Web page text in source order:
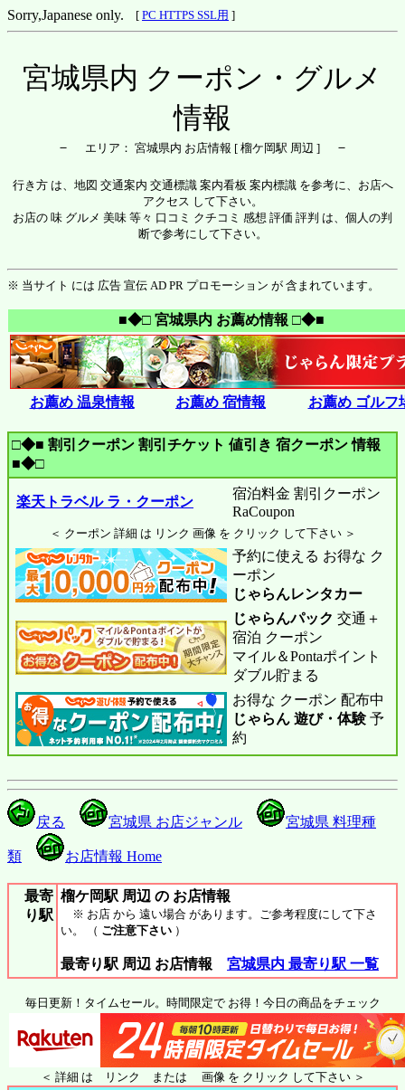
Sorry,Japanese only. [ PC HTTPS SSL用 ]
宮城県内 クーポン・グルメ
情報
－ エリア： 宮城県内 お店情報 [ 榴ケ岡駅 周辺 ] －
行き方 は、地図 交通案内 交通標識 案内看板 案内標識 を参考に、お店へ
アクセス して下さい。
お店の 味 グルメ 美味 等々 口コミ クチコミ 感想 評価 評判 は、個人の判
断で参考にして下さい。
※ 当サイト には 広告 宣伝 AD PR プロモーション が 含まれています。
■◆□ 宮城県内 お薦め情報 □◆■
お薦め 温泉情報 お薦め 宿情報 お薦め ゴルフ
□◆■ 割引クーポン 割引チケット 値引き 宿クーポン 情報
■◆□
楽天トラベル ラ・クーポン
宿泊料金 割引クーポン
RaCoupon
＜ クーポン 詳細 は リンク 画像 を クリック して下さい ＞
予約に使える お得な ク
ーポン
じゃらんレンタカー
じゃらんパック 交通＋
宿泊 クーポン
マイル＆Pontaポイント
ダブル貯まる
お得な クーポン 配布中
じゃらん 遊び・体験予
約
戻る 宮城県 お店ジャンル 宮城県 料理種
類 お店情報 Home
最寄
り駅
榴ケ岡駅 周辺 の お店情報
※ お店 から 遠い場合 があります。ご参考程度にして下さ
い。 （ ご注意下さい ）
最寄り駅 周辺 お店情報 宮城県内 最寄り駅 一覧
毎日更新！タイムセール。時間限定で お得！今日の商品をチェック
＜ 詳細 は リンク または 画像 を クリック して下さい ＞